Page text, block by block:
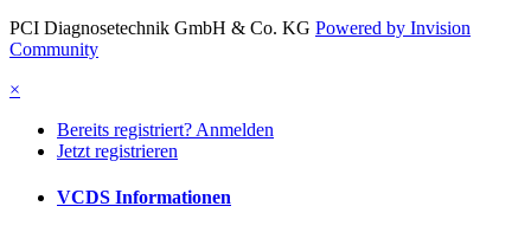
PCI Diagnosetechnik GmbH & Co. KG Powered by Invision
Community
×
Bereits registriert? Anmelden
Jetzt registrieren
VCDS Informationen